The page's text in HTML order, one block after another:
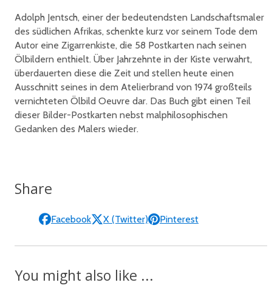
Adolph Jentsch, einer der bedeutendsten Landschaftsmaler
des südlichen Afrikas, schenkte kurz vor seinem Tode dem
Autor eine Zigarrenkiste, die 58 Postkarten nach seinen
Ölbildern enthielt. Über Jahrzehnte in der Kiste verwahrt,
überdauerten diese die Zeit und stellen heute einen
Ausschnitt seines in dem Atelierbrand von 1974 großteils
vernichteten Ölbild Oeuvre dar. Das Buch gibt einen Teil
dieser Bilder-Postkarten nebst malphilosophischen
Gedanken des Malers wieder.
Share
Facebook X (Twitter) Pinterest
You might also like ...